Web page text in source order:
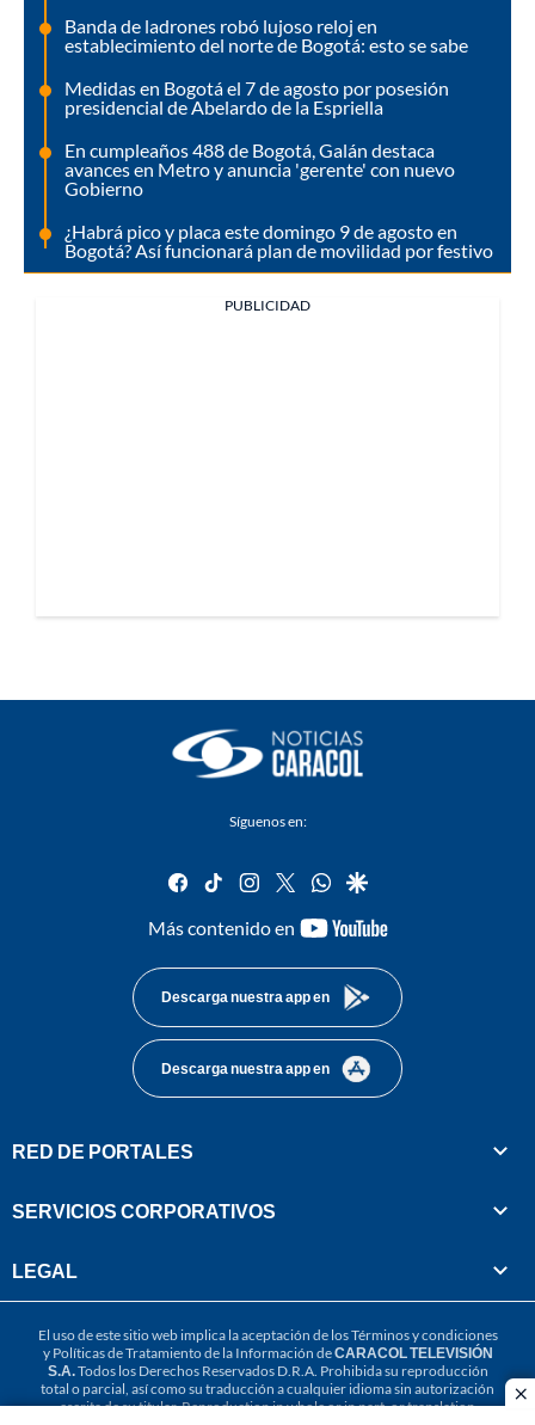
Banda de ladrones robó lujoso reloj en
establecimiento del norte de Bogotá: esto se sabe
Medidas en Bogotá el 7 de agosto por posesión
presidencial de Abelardo de la Espriella
En cumpleaños 488 de Bogotá, Galán destaca
avances en Metro y anuncia 'gerente' con nuevo
Gobierno
¿Habrá pico y placa este domingo 9 de agosto en
Bogotá? Así funcionará plan de movilidad por festivo
PUBLICIDAD
Síguenos en:
facebook
tiktok instagram
twitterwhatsapp
google
Más contenido en
youtube-
Descarga nuestra app en
Descarga nuestra app en
RED DE PORTALES
SERVICIOS CORPORATIVOS
LEGAL
El uso de este sitio web implica la aceptación de losTérminos y condiciones
y Políticas de Tratamiento de la Información deCARACOL TELEVISIÓN
S.A.Todos los Derechos Reservados D.R.A. Prohibida su reproducción
total o parcial, así como su traducción a cualquier idioma sin autorización
escrita de su titular. Reproduction in whole or in part, or translation